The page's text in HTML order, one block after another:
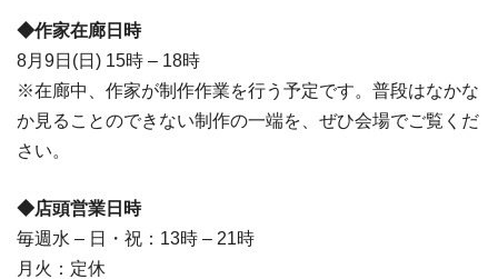
◆作家在廊日時
8月9日(日) 15時 – 18時
※在廊中、作家が制作作業を行う予定です。普段はなかな
か見ることのできない制作の一端を、ぜひ会場でご覧くだ
さい。
◆店頭営業日時
毎週水 – 日・祝：13時 – 21時
月火：定休